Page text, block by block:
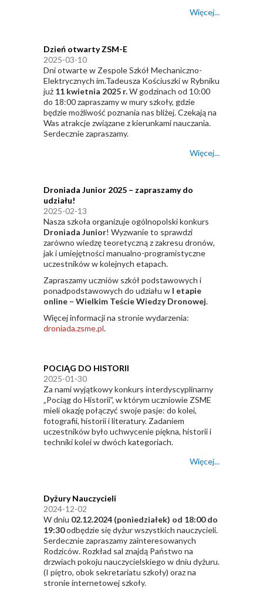
Więcej...
Dzień otwarty ZSM-E
2025-03-10
Dni otwarte w Zespole Szkół Mechaniczno-
Elektrycznych im.Tadeusza Kościuszki w Rybniku
już 11 kwietnia 2025 r.W godzinach od 10:00
do 18:00 zapraszamy w mury szkoły, gdzie
będzie możliwość poznania nas bliżej. Czekają na
Was atrakcje związane z kierunkami nauczania.
Serdecznie zapraszamy.
Więcej...
Droniada Junior 2025 – zapraszamy do
udziału!
2025-02-13
Nasza szkoła organizuje ogólnopolski konkurs
Droniada Junior! Wyzwanie to sprawdzi
zarówno wiedzę teoretyczną z zakresu dronów,
jak i umiejętności manualno-programistyczne
uczestników w kolejnych etapach.
Zapraszamy uczniów szkół podstawowych i
ponadpodstawowych do udziału w I etapie
online – Wielkim Teście Wiedzy Dronowej.
Więcej informacji na stronie wydarzenia:
droniada.zsme.pl.
POCIĄG DO HISTORII
2025-01-30
Za nami wyjątkowy konkurs interdyscyplinarny
„Pociąg do Historii”, w którym uczniowie ZSME
mieli okazję połączyć swoje pasje: do kolei,
fotografii, historii i literatury. Zadaniem
uczestników było uchwycenie piękna, historii i
techniki kolei w dwóch kategoriach.
Więcej...
Dyżury Nauczycieli
2024-12-02
W dniu 02.12.2024 (poniedziałek) od 18:00 do
19:30odbędzie się dyżur wszystkich nauczycieli.
Serdecznie zapraszamy zainteresowanych
Rodziców. Rozkład sal znajdą Państwo na
drzwiach pokoju nauczycielskiego w dniu dyżuru.
(I piętro, obok sekretariatu szkoły) oraz na
stronie internetowej szkoły.